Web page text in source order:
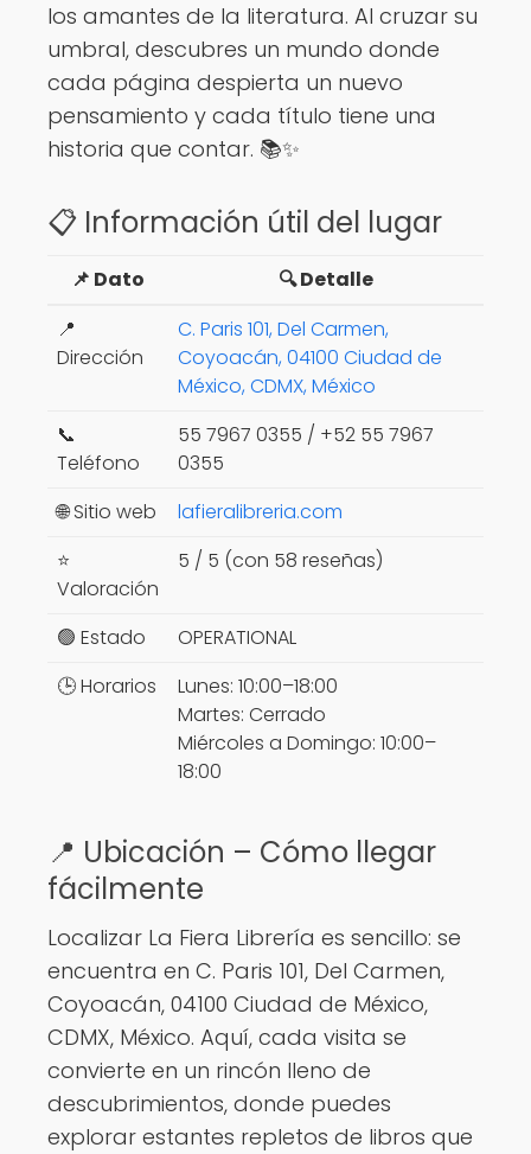
los amantes de la literatura. Al cruzar su
umbral, descubres un mundo donde
cada página despierta un nuevo
pensamiento y cada título tiene una
historia que contar. 📚✨
📋 Información útil del lugar
📌 Dato
🔍 Detalle
📍
Dirección
C. Paris 101, Del Carmen,
Coyoacán, 04100 Ciudad de
México, CDMX, México
📞
Teléfono
55 7967 0355 / +52 55 7967
0355
🌐 Sitio web
lafieralibreria.com
⭐
Valoración
5 / 5 (con 58 reseñas)
🟢 Estado
OPERATIONAL
🕒 Horarios
Lunes: 10:00–18:00
Martes: Cerrado
Miércoles a Domingo: 10:00–
18:00
📍 Ubicación – Cómo llegar
fácilmente
Localizar La Fiera Librería es sencillo: se
encuentra en C. Paris 101, Del Carmen,
Coyoacán, 04100 Ciudad de México,
CDMX, México. Aquí, cada visita se
convierte en un rincón lleno de
descubrimientos, donde puedes
explorar estantes repletos de libros que